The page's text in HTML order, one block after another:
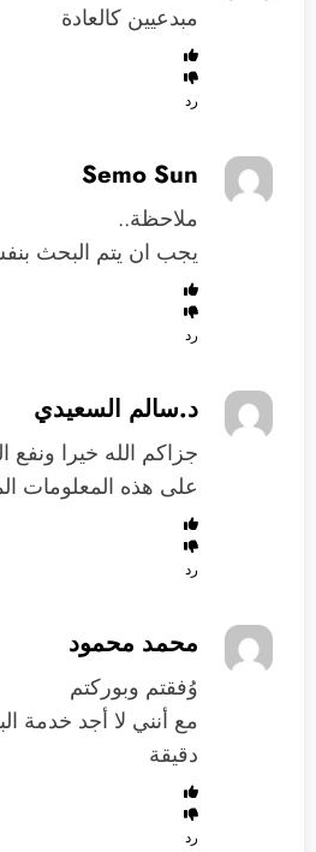
مبدعيين كالعادة
رد
Semo Sun
ملاحظة..
يجب ان يتم البحث
رد
د.سالم السعيدي
جزاكم الله خيرا ونفع
على هذه المعلومات
رد
محمد محمود
وُفقتم وبوركتم
مع أنني لا أجد خدمة
دقيقة
رد